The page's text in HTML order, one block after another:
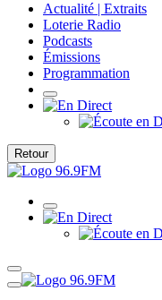
Actualité | Extraits
Loterie Radio
Podcasts
Émissions
Programmation
Retour